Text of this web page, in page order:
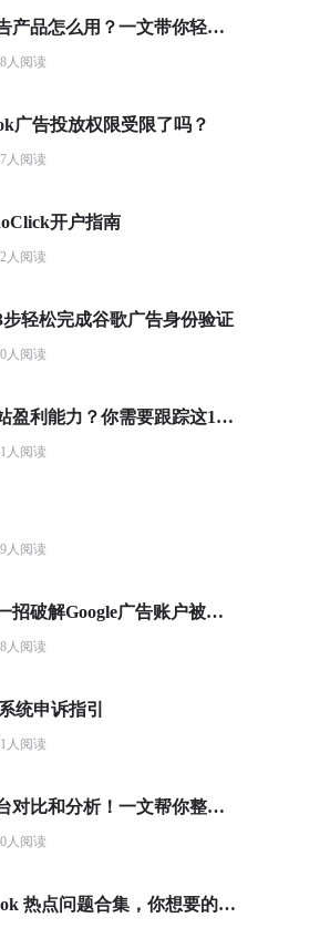
谷歌最新广告产品怎么用？一文带你轻松掌握PMax投放要点
人阅读
广告投放权限受限了吗？
人阅读
开户指南
人阅读
轻松完成谷歌广告身份验证
人阅读
想提高自建站盈利能力？你需要跟踪这10个基本电商指标
人阅读
人阅读
申诉秘笈！一招破解Google广告账户被封难题
人阅读
统申诉指引
人阅读
跨境电商平台对比和分析！一文帮你整理全球主流电商平台
人阅读
近期 Facebook 热点问题合集，你想要的答案都在这里！